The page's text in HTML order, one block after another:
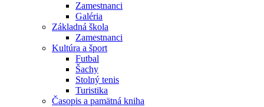
Zamestnanci
Galéria
Základná škola
Zamestnanci
Kultúra a šport
Futbal
Šachy
Stolný tenis
Turistika
Časopis a pamätná kniha